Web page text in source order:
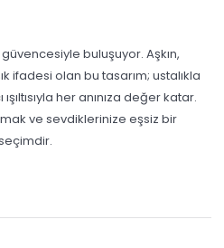
buluşuyor. Aşkın,
ifadesi olan bu tasarım; ustalıkla
her anınıza değer katar.
ve sevdiklerinize eşsiz bir